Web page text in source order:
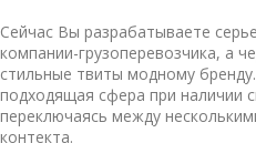
Сейчас Вы разрабатываете
компании-грузоперевозчика, а
стильные твиты модному
подходящая сфера при наличии
переключаясь между
контекта.